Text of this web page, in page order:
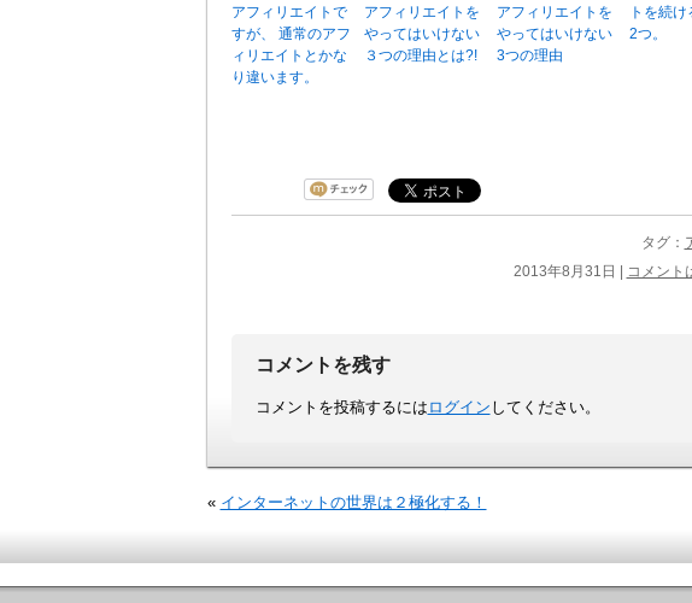
アフィリエイトで
すが、 通常のアフ
ィリエイトとかな
り違います。
アフィリエイトを
やってはいけない
３つの理由とは?!
アフィリエイトを
やってはいけない
3つの理由
トを続
2つ。
タグ：
2013年8月31日 | コメント
コメントを残す
コメントを投稿するには ログイン してください。
« インターネットの世界は２極化する！